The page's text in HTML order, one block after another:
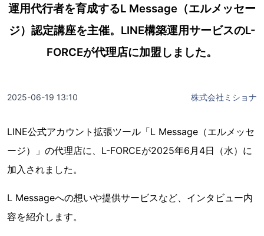
運用代行者を育成するL Message（エルメッセー
ジ）認定講座を主催。LINE構築運用サービスのL-
FORCEが代理店に加盟しました。
2025-06-19 13:10 株式会社ミショナ
LINE公式アカウント拡張ツール「L Message（エルメッセ
ージ）」の代理店に、L-FORCEが2025年6月4日（水）に
加入されました。
L Messageへの想いや提供サービスなど、インタビュー内
容を紹介します。